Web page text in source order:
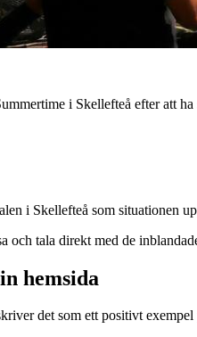
i Skellefteå efter att
i Skellefteå som situationen
och tala direkt med de
hemsida
det som ett positivt